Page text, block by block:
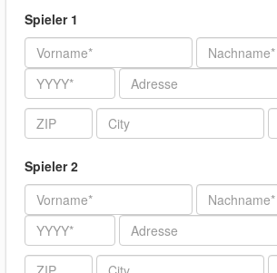
Spieler 1
Vorname
Nachname
Jahr
Adresse
ZIP City
Spieler 2
Vorname
Nachname
Jahr
Adresse
ZIP City